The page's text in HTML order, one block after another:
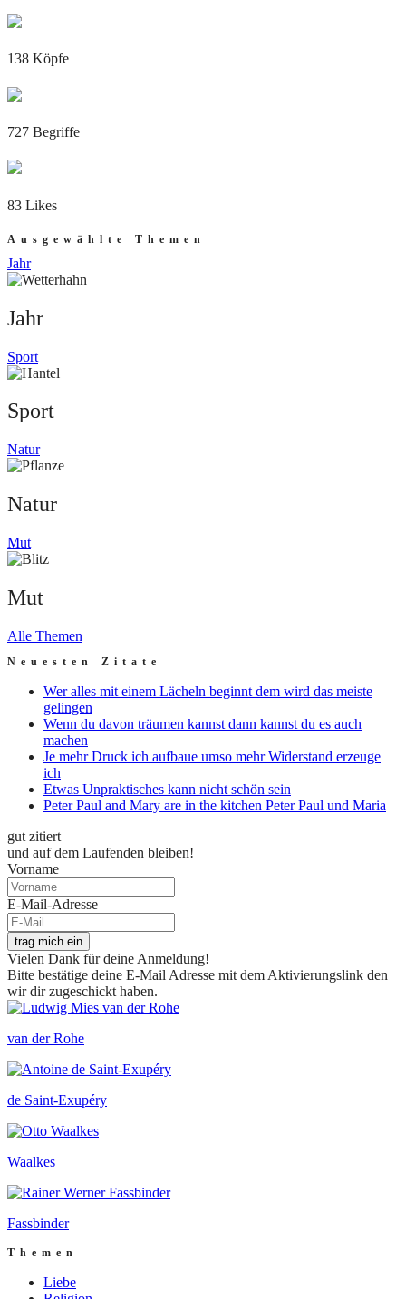
138 Köpfe
727 Begriffe
83 Likes
Ausgewählte Themen
Jahr
Jahr
Sport
Sport
Natur
Natur
Mut
Mut
Alle Themen
Neuesten Zitate
Wer alles mit einem Lächeln beginnt dem wird das meiste
gelingen
Wenn du davon träumen kannst dann kannst du es auch
machen
Je mehr Druck ich aufbaue umso mehr Widerstand erzeuge
ich
Etwas Unpraktisches kann nicht schön sein
Peter Paul and Mary are in the kitchen Peter Paul und Maria
gut zitiert
und auf dem Laufenden bleiben!
Vorname
E-Mail-Adresse
trag mich ein
Vielen Dank für deine Anmeldung!
Bitte bestätige deine E-Mail Adresse mit dem Aktivierungslink den
wir dir zugeschickt haben.
van der Rohe
de Saint-Exupéry
Waalkes
Fassbinder
Themen
Liebe